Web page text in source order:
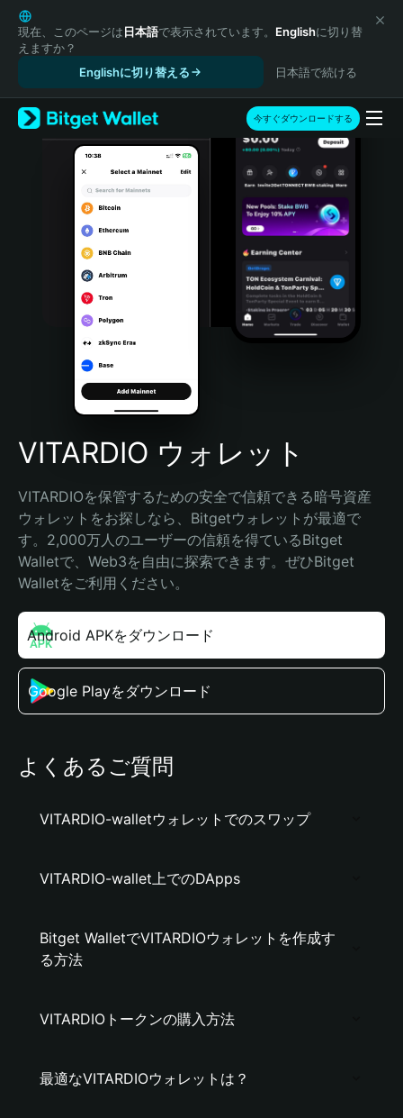
English
日本語
Tiếng Việt
Español (Latinoamérica)
Türkçe
Italiano
Português (Portugal)
Bahasa Indonesia
Português (Brasil)
Español (Argentina)
現在、このページは日本語で表示されています。 Englishに切り替
えますか？
Englishに切り替える
日本語で続ける
今すぐダウンロードする
VITARDIO ウォレット
VITARDIOを保管するための安全で信頼できる暗号資産
ウォレットをお探しなら、Bitgetウォレットが最適で
す。2,000万人のユーザーの信頼を得ているBitget
Walletで、Web3を自由に探索できます。ぜひBitget
Walletをご利用ください。
Android APKをダウンロード
Google Playをダウンロード
よくあるご質問
VITARDIO-walletウォレットでのスワップ
VITARDIO-wallet上でのDApps
Bitget WalletでVITARDIOウォレットを作成す
る方法
VITARDIOトークンの購入方法
最適なVITARDIOウォレットは？